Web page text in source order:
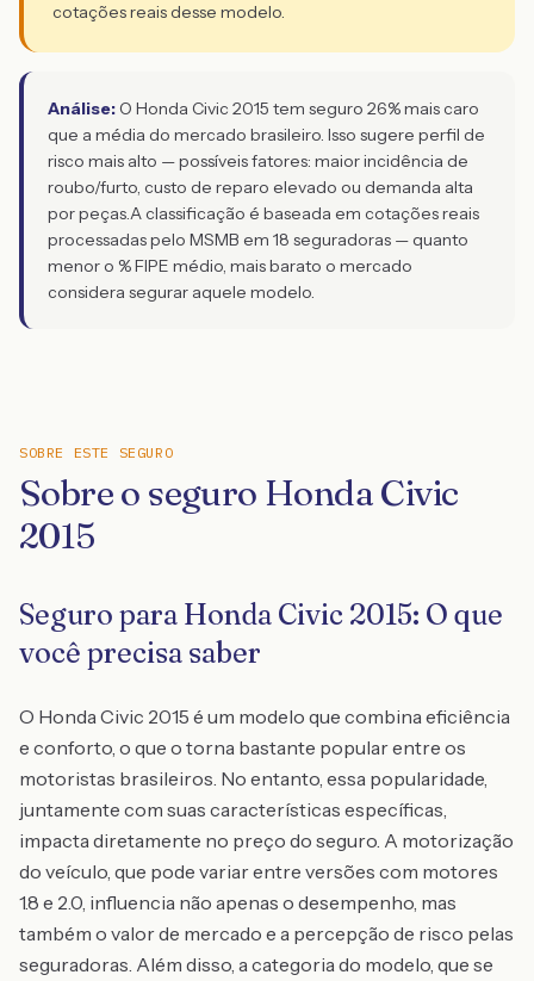
cotações reais desse modelo.
Análise: O Honda Civic 2015 tem seguro 26% mais caro
que a média do mercado brasileiro. Isso sugere perfil de
risco mais alto — possíveis fatores: maior incidência de
roubo/furto, custo de reparo elevado ou demanda alta
por peças.A classificação é baseada em cotações reais
processadas pelo MSMB em 18 seguradoras — quanto
menor o % FIPE médio, mais barato o mercado
considera segurar aquele modelo.
SOBRE ESTE SEGURO
Sobre o seguro Honda Civic
2015
Seguro para Honda Civic 2015: O que
você precisa saber
O Honda Civic 2015 é um modelo que combina eficiência
e conforto, o que o torna bastante popular entre os
motoristas brasileiros. No entanto, essa popularidade,
juntamente com suas características específicas,
impacta diretamente no preço do seguro. A motorização
do veículo, que pode variar entre versões com motores
1.8 e 2.0, influencia não apenas o desempenho, mas
também o valor de mercado e a percepção de risco pelas
seguradoras. Além disso, a categoria do modelo, que se